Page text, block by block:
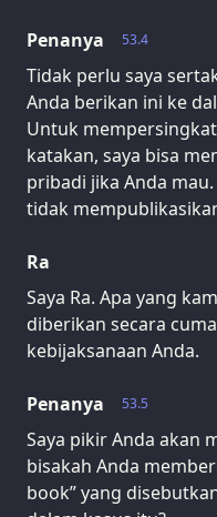
53.4
Penanya
Tidak perlu saya
Anda berikan ini ke
Untuk
katakan, saya bisa
pribadi jika Anda
tidak
Ra
Saya Ra. Apa yang
diberikan secara
kebijaksanaan Anda.
53.5
Penanya
Saya pikir Anda akan
bisakah Anda
book” yang